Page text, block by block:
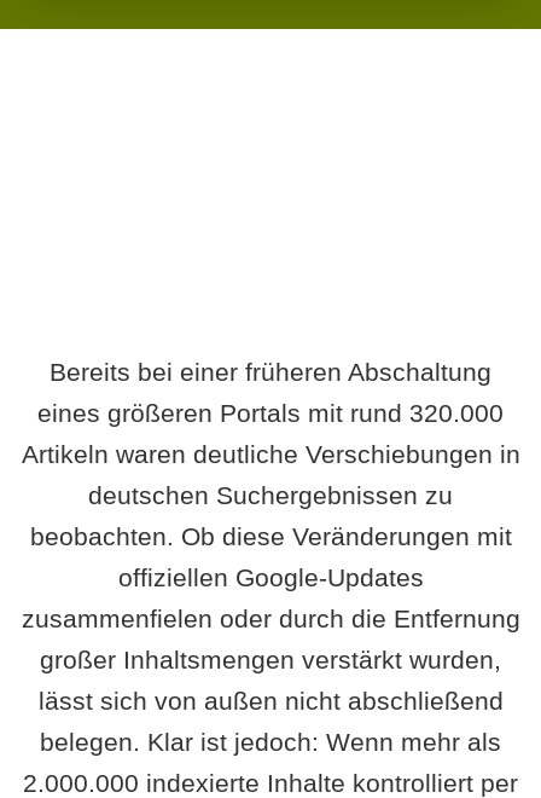
Bereits bei einer früheren Abschaltung
eines größeren Portals mit rund 320.000
Artikeln waren deutliche Verschiebungen in
deutschen Suchergebnissen zu
beobachten. Ob diese Veränderungen mit
offiziellen Google-Updates
zusammenfielen oder durch die Entfernung
großer Inhaltsmengen verstärkt wurden,
lässt sich von außen nicht abschließend
belegen. Klar ist jedoch: Wenn mehr als
2.000.000 indexierte Inhalte kontrolliert per